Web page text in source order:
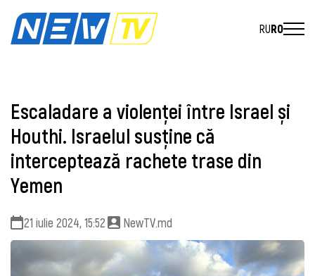
RURO
Escaladare a violenței între Israel și
Houthi. Israelul susţine că
interceptează rachete trase din
Yemen
21 iulie 2024, 15:52 NewTV.md